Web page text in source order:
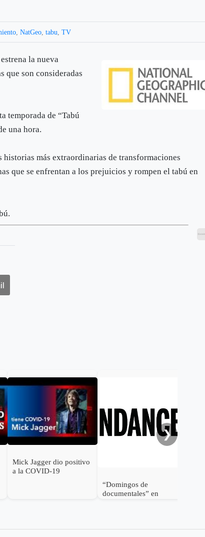
,NatGeo ,tabu ,TV
la nueva
que son consideradas
temporada de “Tabú
una hora.
historias más extraordinarias de transformaciones
que se enfrentan a los prejuicios y rompen el tabú en
Mick Jagger dio positivo
a la COVID-19
“Domingos de
documentales” en
❯